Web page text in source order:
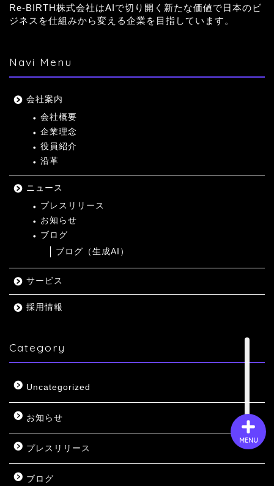
Re-BIRTH株式会社はAIで切り開く新たな価値で日本のビ
ジネスを仕組みから変える企業を目指しています。
Navi Menu
会社案内
会社概要
企業理念
役員紹介
沿革
ニュース
プレスリリース
お知らせ
ブログ
ブログ（生成AI）
サービス
採用情報
Category
Uncategorized
お知らせ
プレスリリース
ブログ
MENU